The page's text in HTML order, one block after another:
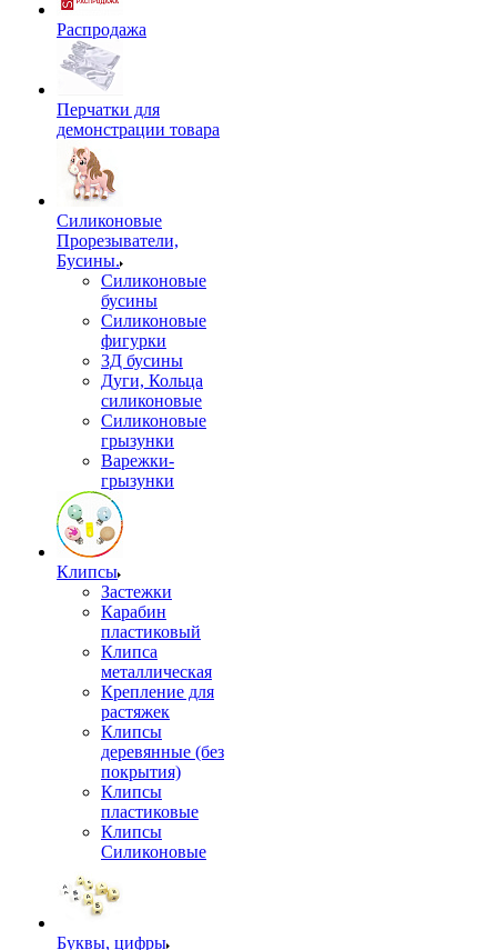
Распродажа
Перчатки для
демонстрации товара
Силиконовые
Прорезыватели,
Бусины.
Силиконовые
бусины
Силиконовые
фигурки
3Д бусины
Дуги, Кольца
силиконовые
Силиконовые
грызунки
Варежки-
грызунки
Клипсы
Застежки
Карабин
пластиковый
Клипса
металлическая
Крепление для
растяжек
Клипсы
деревянные (без
покрытия)
Клипсы
пластиковые
Клипсы
Силиконовые
Буквы, цифры